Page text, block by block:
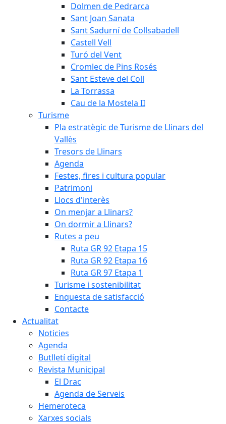
Dolmen de Pedrarca
Sant Joan Sanata
Sant Sadurní de Collsabadell
Castell Vell
Turó del Vent
Cromlec de Pins Rosés
Sant Esteve del Coll
La Torrassa
Cau de la Mostela II
Turisme
Pla estratègic de Turisme de Llinars del
Vallès
Tresors de Llinars
Agenda
Festes, fires i cultura popular
Patrimoni
Llocs d'interès
On menjar a Llinars?
On dormir a Llinars?
Rutes a peu
Ruta GR 92 Etapa 15
Ruta GR 92 Etapa 16
Ruta GR 97 Etapa 1
Turisme i sostenibilitat
Enquesta de satisfacció
Contacte
Actualitat
Noticies
Agenda
Butlletí digital
Revista Municipal
El Drac
Agenda de Serveis
Hemeroteca
Xarxes socials